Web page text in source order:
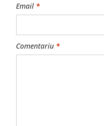
Email *
Comentariu *